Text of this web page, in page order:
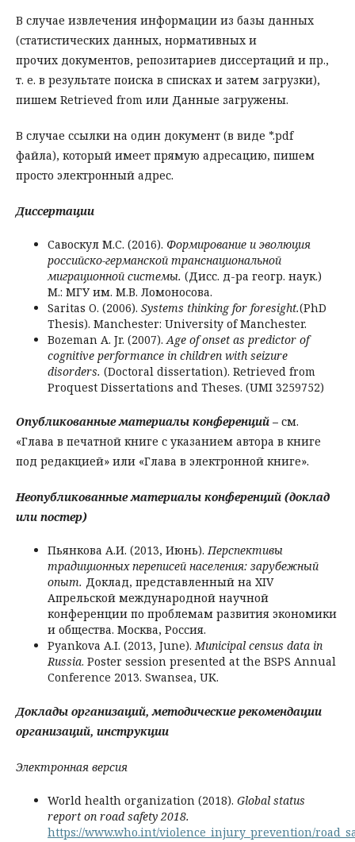
В случае извлечения информации из базы данных
(статистических данных, нормативных и
прочих документов, репозитариев диссертаций и пр.,
т. е. в результате поиска в списках и затем загрузки),
пишем Retrieved from или Данные загружены.
В случае ссылки на один документ (в виде *.pdf
файла), который имеет прямую адресацию, пишем
просто электронный адрес.
Диссертации
Савоскул М.С. (2016). Формирование и эволюция
российско-германской транснациональной
миграционной системы. (Дисс. д-ра геогр. наук.)
М.: МГУ им. М.В. Ломоносова.
Saritas O. (2006). Systems thinking for foresight.(PhD
Thesis). Manchester: University of Manchester.
Bozeman A. Jr. (2007).Age of onset as predictor of
cognitive performance in children with seizure
disorders. (Doctoral dissertation). Retrieved from
Proquest Dissertations and Theses. (UMI 3259752)
Опубликованные материалы конференций – см.
«Глава в печатной книге с указанием автора в книге
под редакцией» или «Глава в электронной книге».
Неопубликованные материалы конференций (доклад
или постер)
Пьянкова А.И. (2013, Июнь).Перспективы
традиционных переписей населения: зарубежный
опыт. Доклад, представленный на XIV
Апрельской международной научной
конференции по проблемам развития экономики
и общества. Москва, Россия.
Pyankova A.I. (2013, June).Municipal census data in
Russia. Poster session presented at the BSPS Annual
Conference 2013. Swansea, UK.
Доклады организаций, методические рекомендации
организаций, инструкции
Электронная версия
World health organization (2018). Global status
report on road safety 2018.
https://www.who.int/violence_injury_prevention/